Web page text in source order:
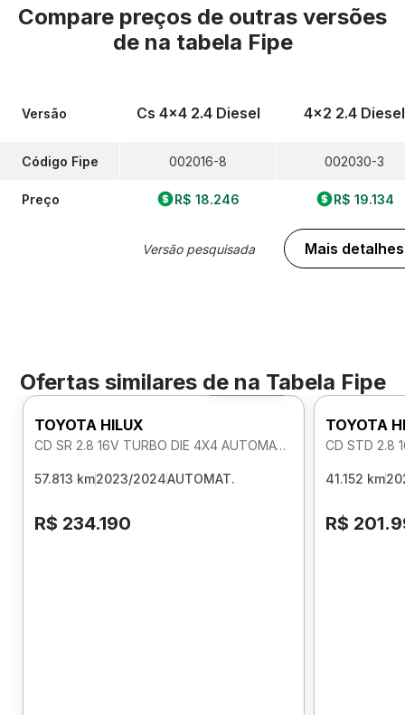
Compare preços de outras versões
de na tabela Fipe
Versão
Código Fipe
Preço
Cs 4x4 2.4 Diesel
002016-8
R$ 18.246
Versão pesquisada
4x2 2.4 Diesel
002030-3
R$ 19.134
Mais detalhes
Ofertas similares de na Tabela Fipe
Foto 360º
TOYOTA HILUX
CD SR 2.8 16V TURBO DIE 4X4 AUTOMATICO
57.813 km2023/2024AUTOMAT.
R$ 234.190
TOYOTA
CD STD 2.8
41.152 km
R$